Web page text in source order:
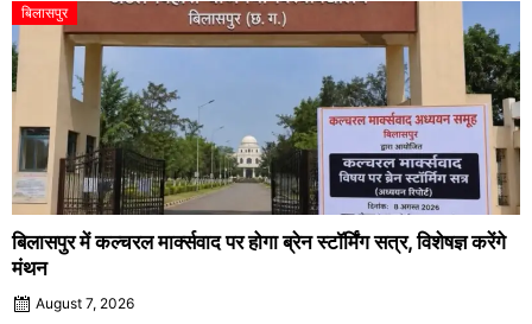
बिलासपुर
बिलासपुर में कल्चरल मार्क्सवाद पर होगा ब्रेन स्टॉर्मिंग सत्र, विशेषज्ञ करेंगे
मंथन
August 7, 2026